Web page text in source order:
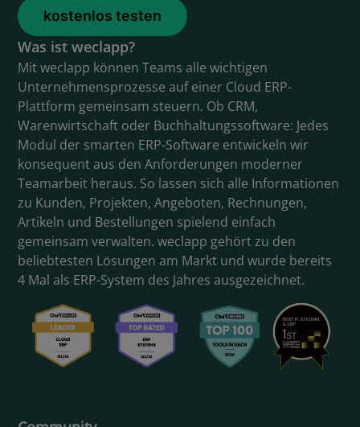
kostenlos testen
Was ist weclapp?
Mit weclapp können Teams alle wichtigen
Unternehmensprozesse auf einer Cloud ERP-
Plattform gemeinsam steuern. Ob CRM,
Warenwirtschaft oder Buchhaltungssoftware: Jedes
Modul der smarten ERP-Software entwickeln wir
konsequent aus den Anforderungen moderner
Teamarbeit heraus. So lassen sich alle Informationen
zu Kunden, Projekten, Angeboten, Rechnungen,
Artikeln und Bestellungen spielend einfach
gemeinsam verwalten. weclapp gehört zu den
beliebtesten Lösungen am Markt und wurde bereits
4 Mal als ERP-System des Jahres ausgezeichnet.